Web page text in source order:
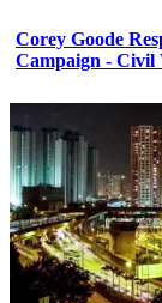
Corey Goode
Campaign - Civil